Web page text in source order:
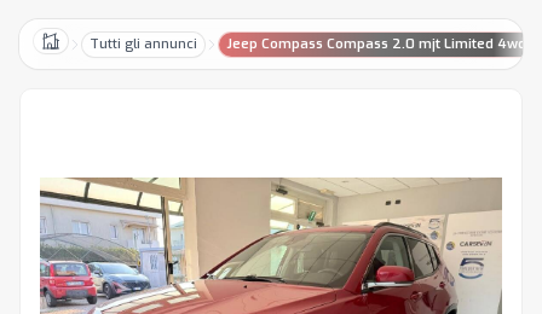
HomeTutti gli annunci Jeep Compass Compass 2.0 mjt Limited 4wd